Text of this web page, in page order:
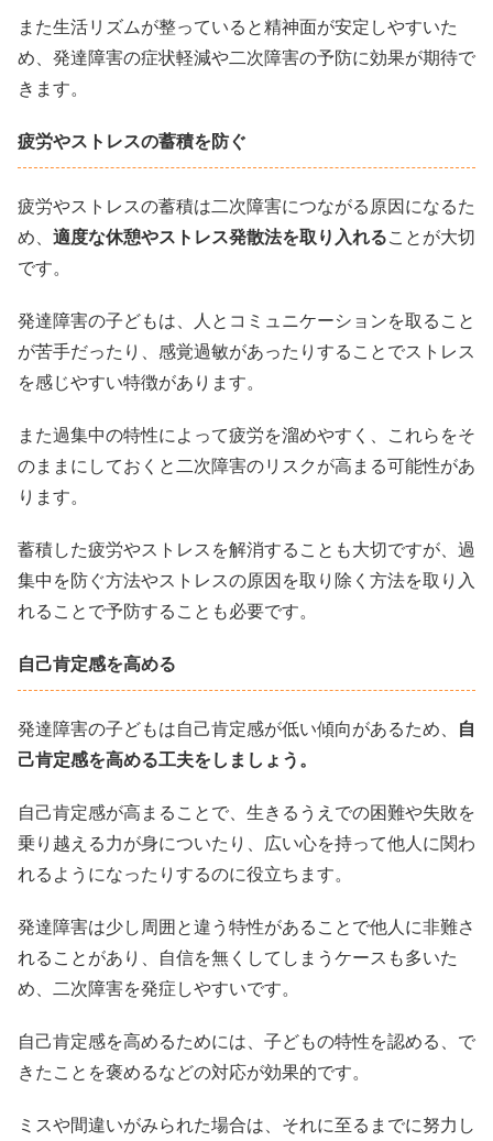
また生活リズムが整っていると精神面が安定しやすいた
め、発達障害の症状軽減や二次障害の予防に効果が期待で
きます。
疲労やストレスの蓄積を防ぐ
疲労やストレスの蓄積は二次障害につながる原因になるた
め、 適度な休憩やストレス発散法を取り入れることが大切
です。
発達障害の子どもは、人とコミュニケーションを取ること
が苦手だったり、感覚過敏があったりすることでストレス
を感じやすい特徴があります。
また過集中の特性によって疲労を溜めやすく、これらをそ
のままにしておくと二次障害のリスクが高まる可能性があ
ります。
蓄積した疲労やストレスを解消することも大切ですが、過
集中を防ぐ方法やストレスの原因を取り除く方法を取り入
れることで予防することも必要です。
自己肯定感を高める
発達障害の子どもは自己肯定感が低い傾向があるため、 自
己肯定感を高める工夫をしましょう。
自己肯定感が高まることで、生きるうえでの困難や失敗を
乗り越える力が身についたり、広い心を持って他人に関わ
れるようになったりするのに役立ちます。
発達障害は少し周囲と違う特性があることで他人に非難さ
れることがあり、自信を無くしてしまうケースも多いた
め、二次障害を発症しやすいです。
自己肯定感を高めるためには、子どもの特性を認める、で
きたことを褒めるなどの対応が効果的です。
ミスや間違いがみられた場合は、それに至るまでに努力し